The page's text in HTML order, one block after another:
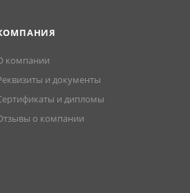
компании
и документы
и дипломы
о компании